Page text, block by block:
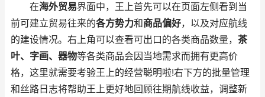
在海外贸易界面中，王上首先可以在页面左侧看到当
前可建立贸易往来的各方势力和商品偏好，以及对应航线
的建设情况。右上角可以查看可出口的各类商品数量， 茶
叶、字画、器物等各类商品会因当地需求而拥有更高价
格，这里就需要考验王上的经营聪明啦!右下方的批量管理
和丝路日志将帮助王上更好地回顾往期航线收益，调整新